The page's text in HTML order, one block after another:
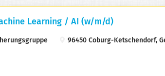
Learning / AI (w/m/d)
96450 Coburg-Ketschendorf,